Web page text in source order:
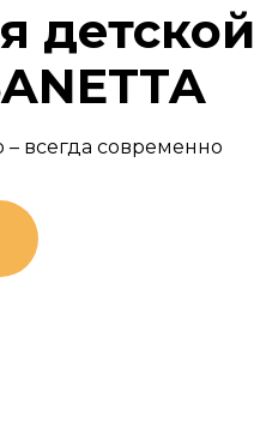
детской
всегда современно